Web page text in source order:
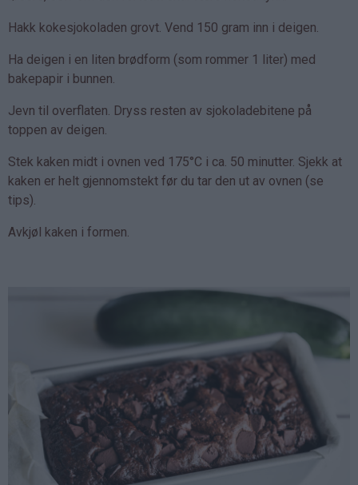
Hakk kokesjokoladen grovt. Vend 150 gram inn i deigen.
Ha deigen i en liten brødform (som rommer 1 liter) med
bakepapir i bunnen.
Jevn til overflaten. Dryss resten av sjokoladebitene på
toppen av deigen.
Stek kaken midt i ovnen ved 175°C i ca. 50 minutter. Sjekk at
kaken er helt gjennomstekt før du tar den ut av ovnen (se
tips).
Avkjøl kaken i formen.